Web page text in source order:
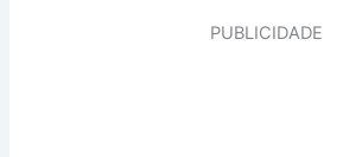
PUBLICIDADE